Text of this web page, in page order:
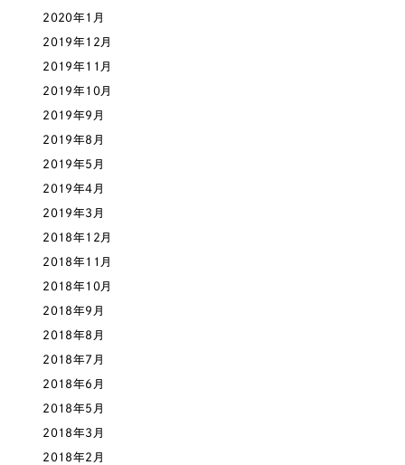
2020年1月
2019年12月
2019年11月
2019年10月
2019年9月
2019年8月
2019年5月
2019年4月
2019年3月
2018年12月
2018年11月
2018年10月
2018年9月
2018年8月
2018年7月
2018年6月
2018年5月
2018年3月
2018年2月